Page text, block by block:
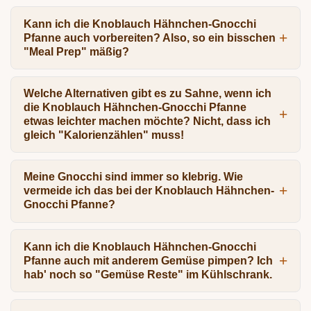
Kann ich die Knoblauch Hähnchen-Gnocchi
Pfanne auch vorbereiten? Also, so ein bisschen
"Meal Prep" mäßig?
Welche Alternativen gibt es zu Sahne, wenn ich
die Knoblauch Hähnchen-Gnocchi Pfanne
etwas leichter machen möchte? Nicht, dass ich
gleich "Kalorienzählen" muss!
Meine Gnocchi sind immer so klebrig. Wie
vermeide ich das bei der Knoblauch Hähnchen-
Gnocchi Pfanne?
Kann ich die Knoblauch Hähnchen-Gnocchi
Pfanne auch mit anderem Gemüse pimpen? Ich
hab' noch so "Gemüse Reste" im Kühlschrank.